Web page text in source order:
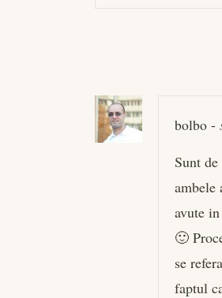
bolbo -
Sunt
ambele
avute
🙂
se
faptul